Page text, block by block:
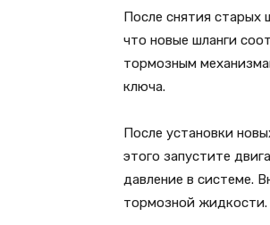
После снятия старых
что новые шланги
тормозным
ключа.
После установки
этого запустите
давление в системе.
тормозной жидкости.